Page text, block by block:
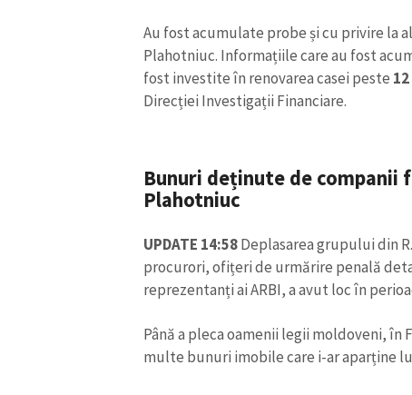
Au fost acumulate probe și cu privire la
Plahotniuc. Informațiile care au fost
fost investite în renovarea casei peste
Direcției Investigații Financiare.
Bunuri deținute de companii
Plahotniuc
UPDATE 14:58Deplasarea grupului din
procurori, ofițeri de urmărire penală
reprezentanți ai ARBI, a avut loc în
Până a pleca oamenii legii moldoveni, în
multe bunuri imobile care i-ar aparține